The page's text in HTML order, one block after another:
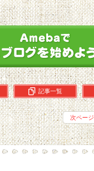
記事一覧
次ページ